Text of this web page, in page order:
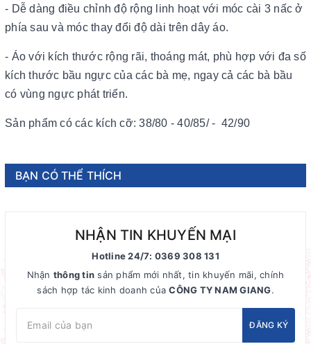
- Dễ dàng điều chỉnh độ rộng linh hoạt với móc cài 3 nấc ở
phía sau và móc thay đổi độ dài trên dây áo.
- Áo với kích thước rộng rãi, thoáng mát, phù hợp với đa số
kích thước bầu ngực của các bà mẹ, ngay cả các bà bầu
có vùng ngực phát triển.
Sản phẩm có các kích cỡ: 38/80 - 40/85/ - 42/90
BẠN CÓ THỂ THÍCH
NHẬN TIN KHUYẾN MẠI
Hotline 24/7: 0369 308 131
Nhận thông tin sản phẩm mới nhất, tin khuyến mãi, chính
sách hợp tác kinh doanh củaCÔNG TY NAM GIANG.
ĐĂNG KÝ